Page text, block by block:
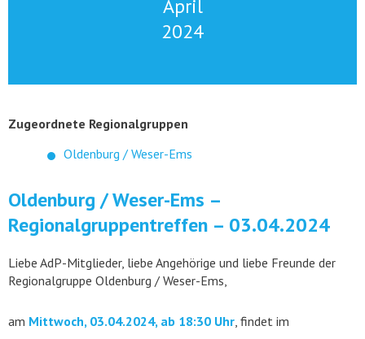
April
2024
Zugeordnete Regionalgruppen
Oldenburg / Weser-Ems
Oldenburg / Weser-Ems –
Regionalgruppentreffen – 03.04.2024
Liebe AdP-Mitglieder, liebe Angehörige und liebe Freunde der
Regionalgruppe Oldenburg / Weser-Ems,
am Mittwoch, 03.04.2024, ab 18:30 Uhr, findet im